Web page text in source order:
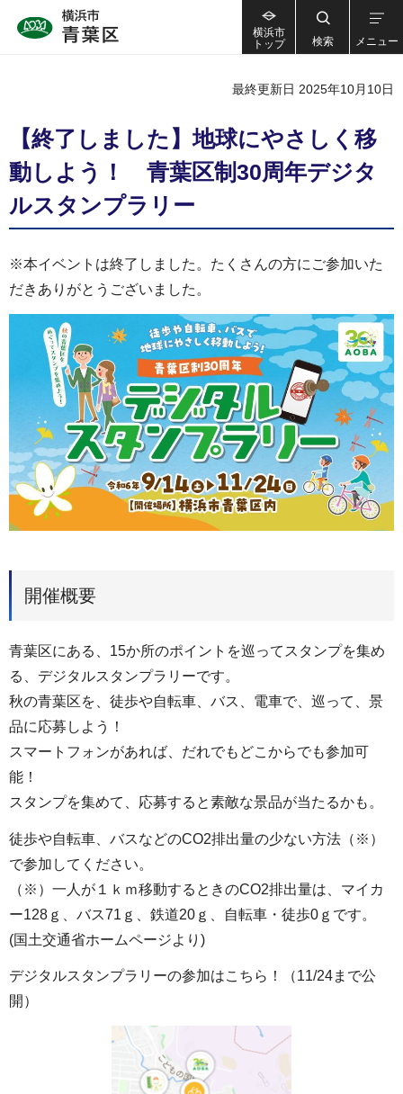
横浜市
トップ
検索 メニュー
最終更新日 2025年10月10日
【終了しました】地球にやさしく移
動しよう！ 青葉区制30周年デジタ
ルスタンプラリー
※本イベントは終了しました。たくさんの方にご参加いた
だきありがとうございました。
開催概要
青葉区にある、15か所のポイントを巡ってスタンプを集め
る、デジタルスタンプラリーです。
秋の青葉区を、徒歩や自転車、バス、電車で、巡って、景
品に応募しよう！
スマートフォンがあれば、だれでもどこからでも参加可
能！
スタンプを集めて、応募すると素敵な景品が当たるかも。
徒歩や自転車、バスなどのCO2排出量の少ない方法（※）
で参加してください。
（※）一人が１ｋｍ移動するときのCO2排出量は、マイカ
ー128ｇ、バス71ｇ、鉄道20ｇ、自転車・徒歩0ｇです。
(国土交通省ホームページより)
デジタルスタンプラリーの参加はこちら！（11/24まで公
開）